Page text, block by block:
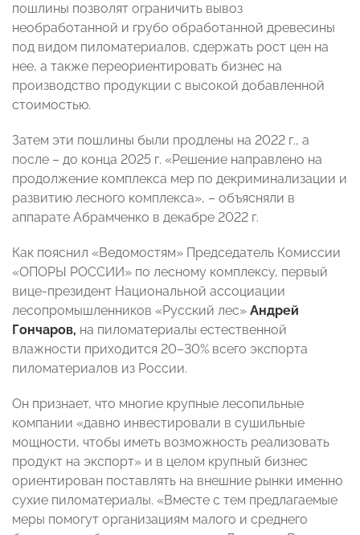
пошлины позволят ограничить вывоз
необработанной и грубо обработанной древесины
под видом пиломатериалов, сдержать рост цен на
нее, а также переориентировать бизнес на
производство продукции с высокой добавленной
стоимостью.
Затем эти пошлины были продлены на 2022 г., а
после – до конца 2025 г. «Решение направлено на
продолжение комплекса мер по декриминализации и
развитию лесного комплекса», – объясняли в
аппарате Абрамченко в декабре 2022 г.
Как пояснил «Ведомостям» Председатель Комиссии
«ОПОРЫ РОССИИ» по лесному комплексу, первый
вице-президент Национальной ассоциации
лесопромышленников «Русский лес» Андрей
Гончаров, на пиломатериалы естественной
влажности приходится 20–30% всего экспорта
пиломатериалов из России.
Он признает, что многие крупные лесопильные
компании «давно инвестировали в сушильные
мощности, чтобы иметь возможность реализовать
продукт на экспорт» и в целом крупный бизнес
ориентирован поставлять на внешние рынки именно
сухие пиломатериалы. «Вместе с тем предлагаемые
меры помогут организациям малого и среднего